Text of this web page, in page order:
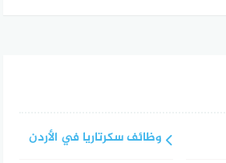
وظائف سكرتاريا في الأردن